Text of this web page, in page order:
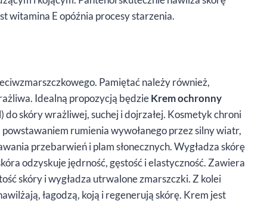
witamina E opóźnia procesy starzenia.
Pamiętać należy również,
Idealną propozycją będzieKrem ochronny
do skóry wrażliwej, suchej i dojrzałej. Kosmetyk chroni
rumienia wywołanego przez silny wiatr,
przebarwień i plam słonecznych. Wygładza skórę
odzyskuje jędrność, gęstość i elastyczność. Zawiera
skóry i wygładza utrwalone zmarszczki. Z kolei
łagodzą, koją i regenerują skórę. Krem jest